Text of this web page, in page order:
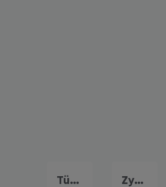
Türkei Familienurlaub Zypern Familienurlaub